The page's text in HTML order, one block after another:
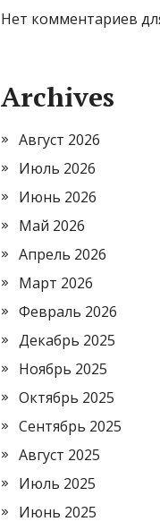
Нет комментариев
Archives
Август 2026
Июль 2026
Июнь 2026
Май 2026
Апрель 2026
Март 2026
Февраль 2026
Декабрь 2025
Ноябрь 2025
Октябрь 2025
Сентябрь 2025
Август 2025
Июль 2025
Июнь 2025